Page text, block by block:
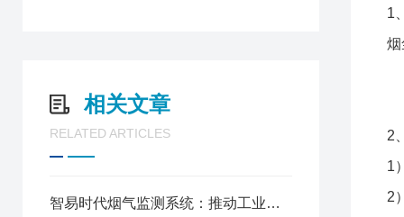
相关文章
RELATED ARTICLES
智易时代烟气监测系统：推动工业环保升级
1
烟
2
1
2